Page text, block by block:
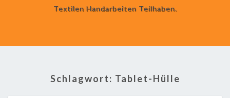
Textilen Handarbeiten Teilhaben.
Schlagwort: Tablet-Hülle